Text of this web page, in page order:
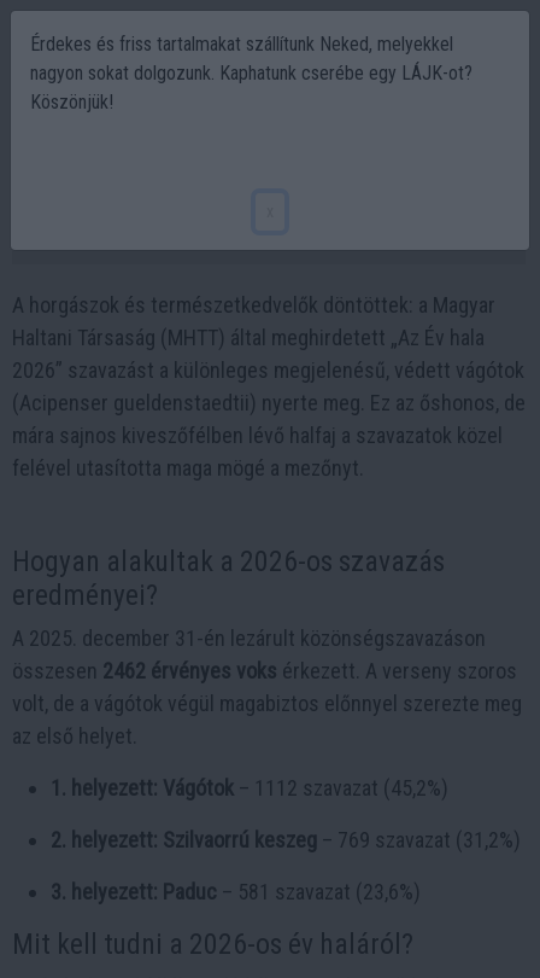
A horgászok és természetkedvelők döntöttek: a Magyar
Haltani Társaság (MHTT) által meghirdetett „Az Év hala
2026” szavazást a különleges megjelenésű, védett vágótok
(Acipenser gueldenstaedtii) nyerte meg. Ez az őshonos, de
mára sajnos kiveszőfélben lévő halfaj a szavazatok közel
felével utasította maga mögé a mezőnyt.
Hogyan alakultak a 2026-os szavazás
eredményei?
A 2025. december 31-én lezárult közönségszavazáson
összesen 2462 érvényes voks érkezett. A verseny szoros
volt, de a vágótok végül magabiztos előnnyel szerezte meg
az első helyet.
1. helyezett: Vágótok – 1112 szavazat (45,2%)
2. helyezett: Szilvaorrú keszeg – 769 szavazat (31,2%)
3. helyezett: Paduc – 581 szavazat (23,6%)
Mit kell tudni a 2026-os év haláról?
Érdekes és friss tartalmakat szállítunk Neked, melyekkel
nagyon sokat dolgozunk. Kaphatunk cserébe egy LÁJK-ot?
Köszönjük!